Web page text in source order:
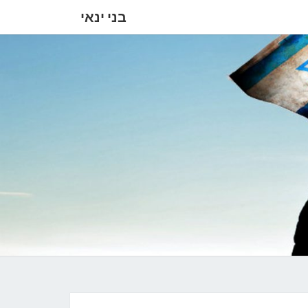
בני ינאי